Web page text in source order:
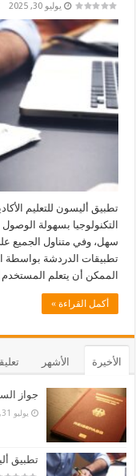
يوليو 30, 2025
تطبيق أليسون للتعليم
التكنولوجيا بسهولة
سهل، وفي متناول الجميع
الممكن أن يتعلم المستخدم
أكمل القراءة »
الأخيرة الأشهر
جواز
يوليو 31, 2025
تطبيق